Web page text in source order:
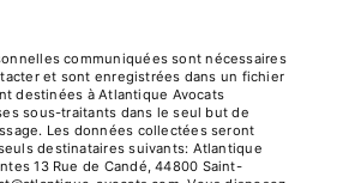
communiquées sont nécessaires
et sont enregistrées dans un fichier
destinées à Atlantique Avocats
sous-traitants dans le seul but de
Les données collectées seront
destinataires suivants: Atlantique
13 Rue de Candé, 44800 Saint-